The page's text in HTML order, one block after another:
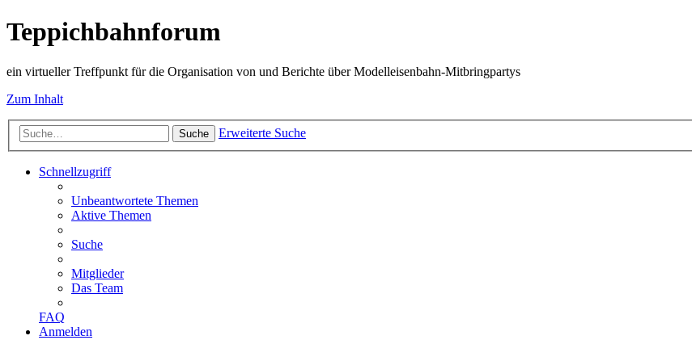
Teppichbahnforum
ein virtueller Treffpunkt für die Organisation von und Berichte über Modelleisenbahn-Mitbringpartys
Zum Inhalt
Suche Erweiterte Suche
Schnellzugriff
Unbeantwortete Themen
Aktive Themen
Suche
Mitglieder
Das Team
FAQ
Anmelden